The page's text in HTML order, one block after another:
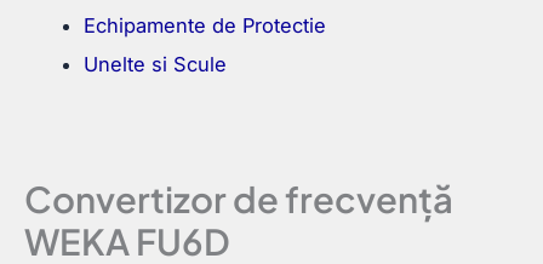
Echipamente de Protectie
Unelte si Scule
Convertizor de frecvență
WEKA FU6D